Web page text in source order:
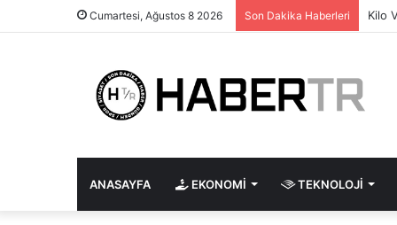
Cumartesi, Ağustos 8 2026 Son Dakika Haberleri Kilo
ANASAYFA EKONOMI TEKNOLOJI